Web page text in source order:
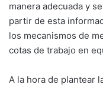
manera adecuada y
partir de esta
los mecanismos de
cotas de trabajo en
A la hora de plantear